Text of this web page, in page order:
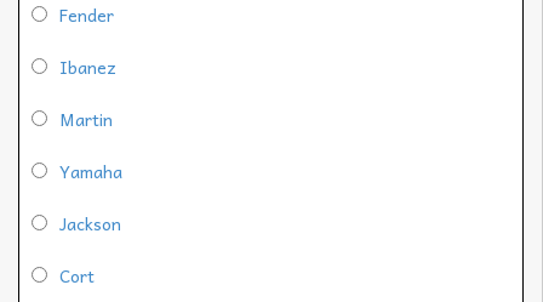
Fender
Ibanez
Martin
Yamaha
Jackson
Cort